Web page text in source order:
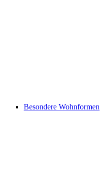
Besondere Wohnformen